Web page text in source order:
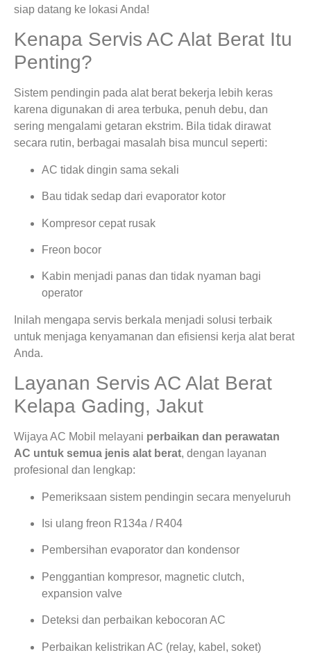
siap datang ke lokasi Anda!
Kenapa Servis AC Alat Berat Itu
Penting?
Sistem pendingin pada alat berat bekerja lebih keras
karena digunakan di area terbuka, penuh debu, dan
sering mengalami getaran ekstrim. Bila tidak dirawat
secara rutin, berbagai masalah bisa muncul seperti:
AC tidak dingin sama sekali
Bau tidak sedap dari evaporator kotor
Kompresor cepat rusak
Freon bocor
Kabin menjadi panas dan tidak nyaman bagi
operator
Inilah mengapa servis berkala menjadi solusi terbaik
untuk menjaga kenyamanan dan efisiensi kerja alat berat
Anda.
Layanan Servis AC Alat Berat
Kelapa Gading, Jakut
Wijaya AC Mobil melayani perbaikan dan perawatan
AC untuk semua jenis alat berat, dengan layanan
profesional dan lengkap:
Pemeriksaan sistem pendingin secara menyeluruh
Isi ulang freon R134a / R404
Pembersihan evaporator dan kondensor
Penggantian kompresor, magnetic clutch,
expansion valve
Deteksi dan perbaikan kebocoran AC
Perbaikan kelistrikan AC (relay, kabel, soket)